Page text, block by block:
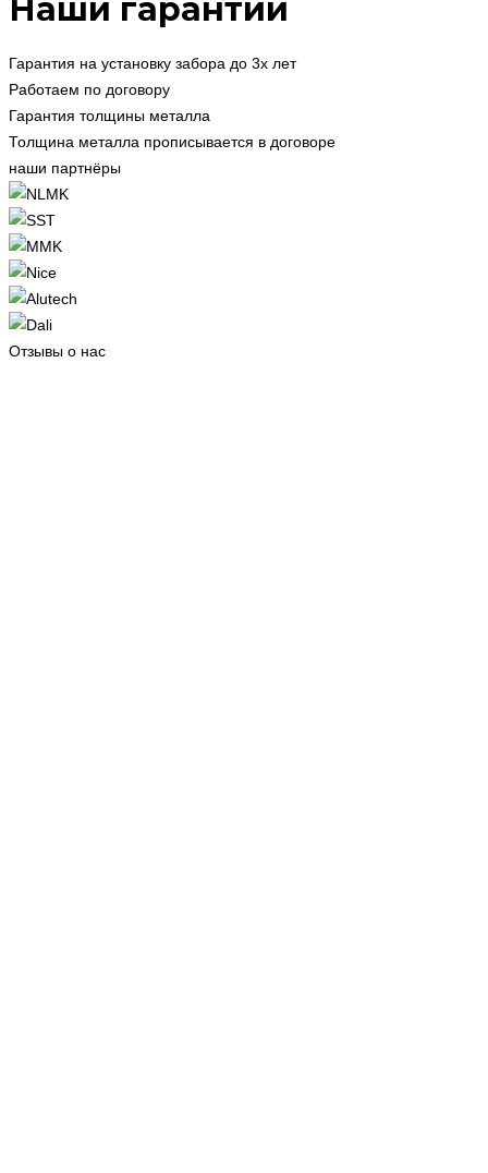
Наши гарантии
Гарантия на установку забора до 3х лет
Работаем по договору
Гарантия толщины металла
Толщина металла прописывается в договоре
наши партнёры
Отзывы о нас